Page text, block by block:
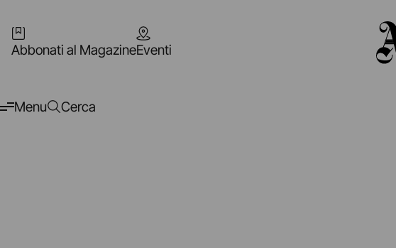
Abbonati al MagazineEventi
Menu Cerca